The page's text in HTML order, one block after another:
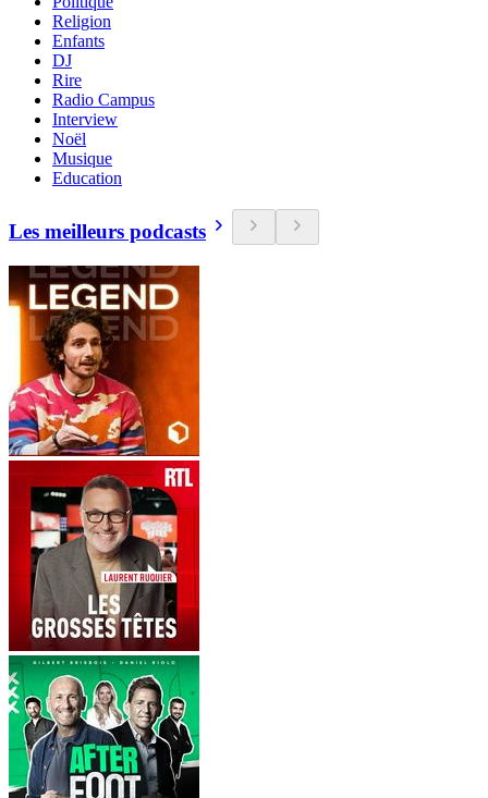
Religion
Enfants
DJ
Rire
Radio Campus
Interview
Noël
Musique
Education
Les meilleurs podcasts